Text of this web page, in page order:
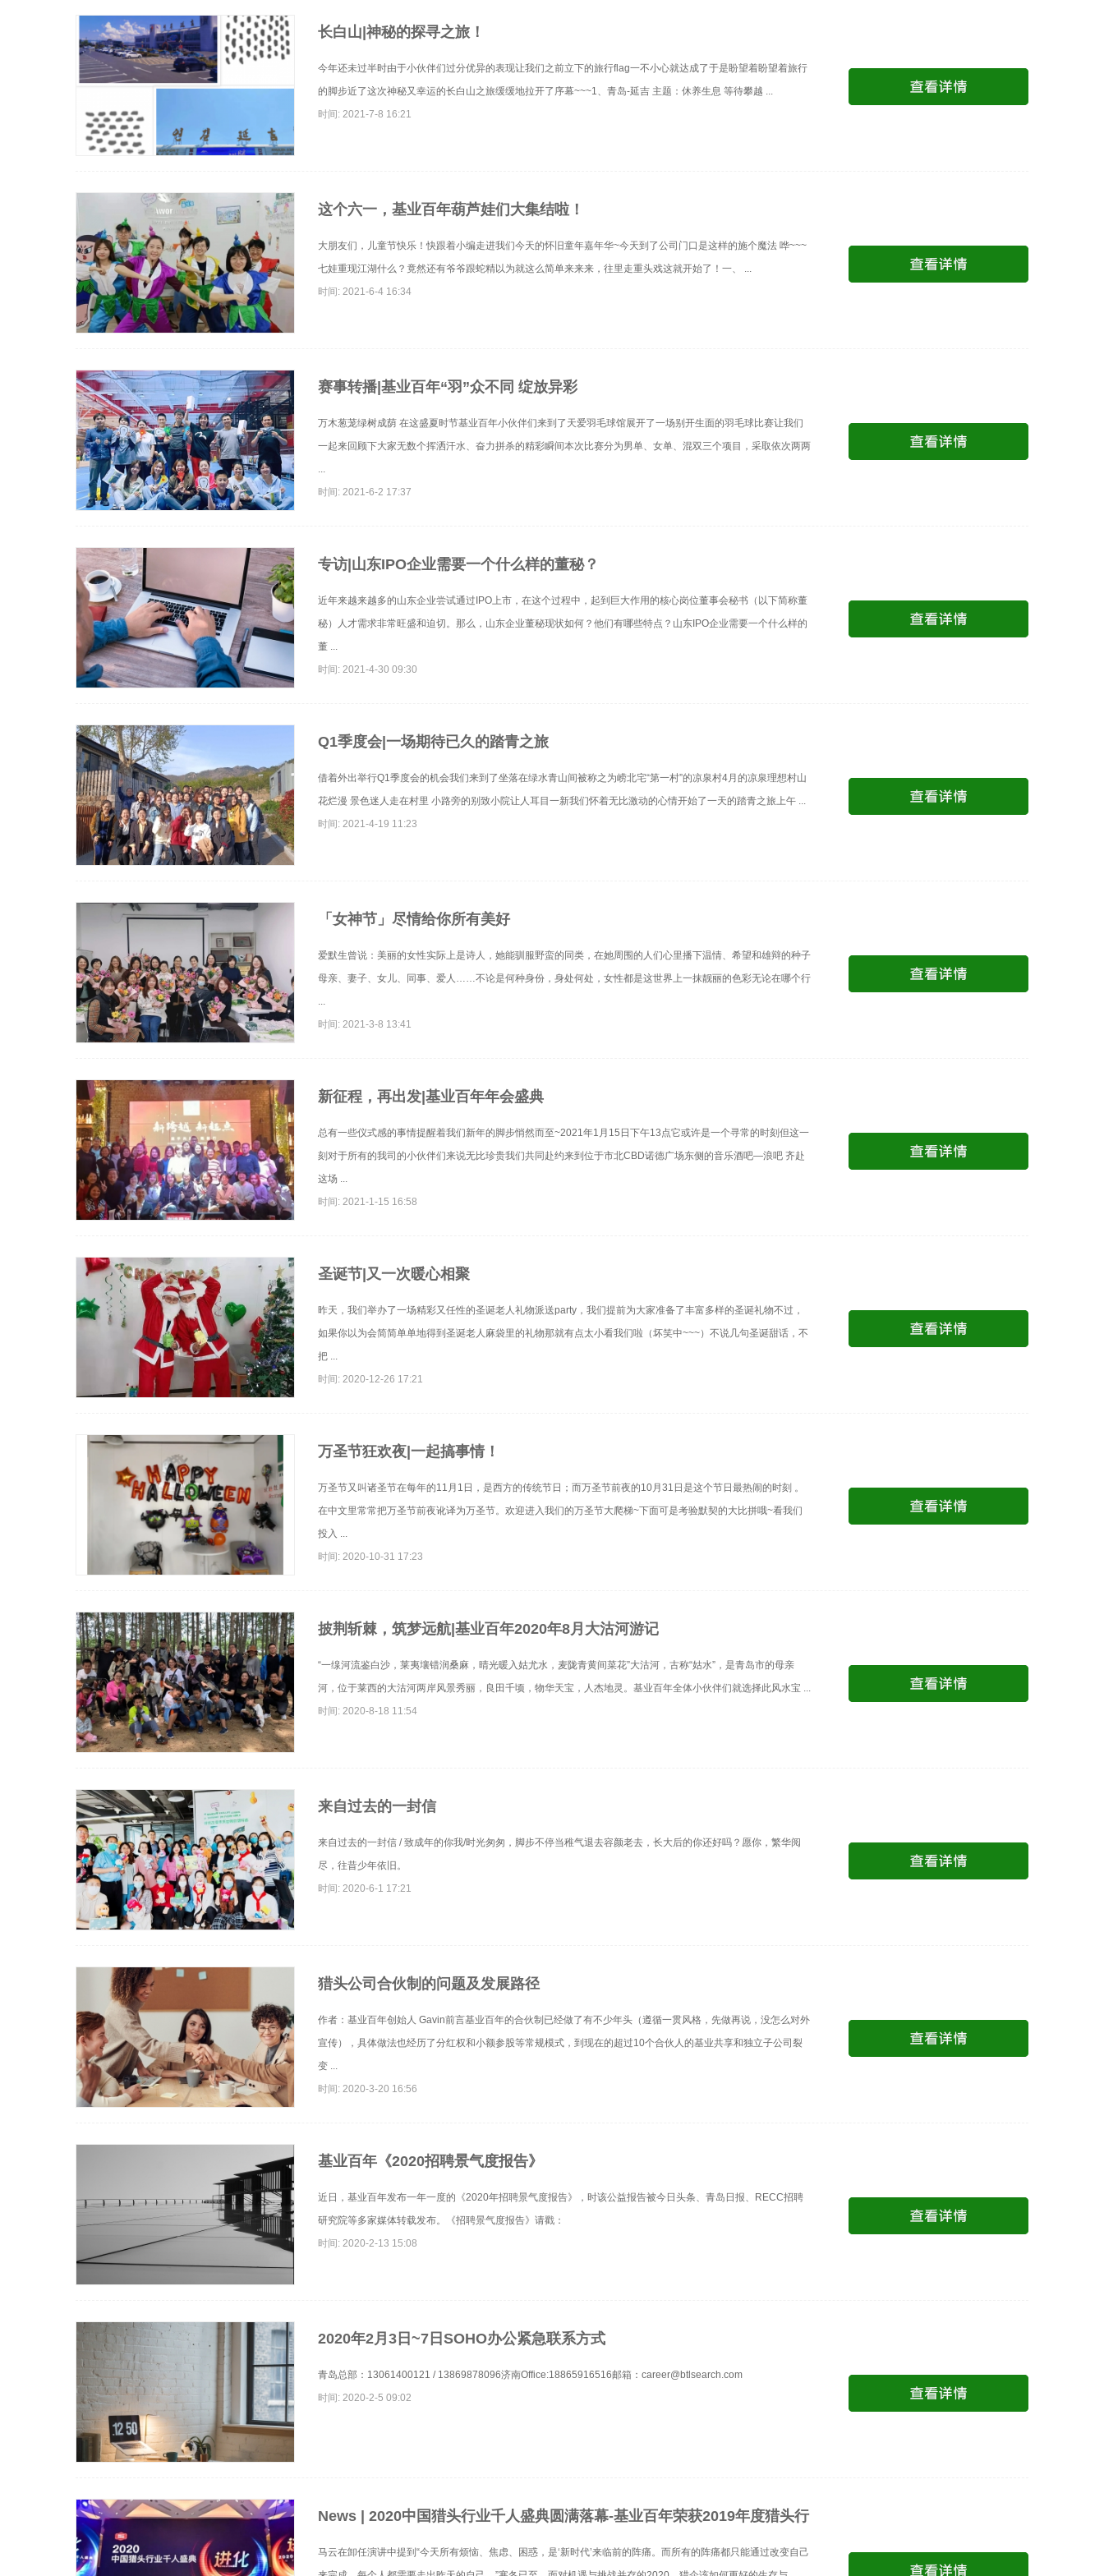
长白山|神秘的探寻之旅！
今年还未过半时由于小伙伴们过分优异的表现让我们之前立下的旅行flag一不小心就达成了于是盼望着盼望着旅行
的脚步近了这次神秘又幸运的长白山之旅缓缓地拉开了序幕~~~1、青岛-延吉 主题：休养生息 等待攀越 ...
时间: 2021-7-8 16:21
这个六一，基业百年葫芦娃们大集结啦！
​大朋友们，儿童节快乐！快跟着小编走进我们今天的怀旧童年嘉年华~今天到了公司门口是这样的施个魔法 哗~~~
七娃重现江湖​什么？竟然还有爷爷跟蛇精以为就这么简单来来来，往里走重头戏这就开始了！一、 ...
时间: 2021-6-4 16:34
赛事转播|基业百年“羽”众不同 绽放异彩
万木葱茏绿树成荫 在这盛夏时节基业百年小伙伴们来到了天爱羽毛球馆展开了一场别开生面的羽毛球比赛让我们
一起来回顾下大家无数个挥洒汗水、奋力拼杀的精彩瞬间本次比赛分为男单、女单、混双三个项目，采取依次两两
...
时间: 2021-6-2 17:37
专访|山东IPO企业需要一个什么样的董秘？
近年来越来越多的山东企业尝试通过IPO上市，在这个过程中，起到巨大作用的核心岗位董事会秘书（以下简称董
秘）人才需求非常旺盛和迫切。那么，山东企业董秘现状如何？他们有哪些特点？山东IPO企业需要一个什么样的
董 ...
时间: 2021-4-30 09:30
Q1季度会|一场期待已久的踏青之旅
借着外出举行Q1季度会的机会我们来到了坐落在绿水青山间被称之为崂北宅“第一村”的凉泉村4月的凉泉理想村山
花烂漫 景色迷人走在村里 小路旁的别致小院让人耳目一新我们怀着无比激动的心情开始了一天的踏青之旅上午 ...
时间: 2021-4-19 11:23
「女神节」尽情给你所有美好
爱默生曾说：美丽的女性实际上是诗人，她能驯服野蛮的同类，在她周围的人们心里播下温情、希望和雄辩的种子
母亲、妻子、女儿、同事、爱人……不论是何种身份，身处何处，女性都是这世界上一抹靓丽的色彩无论在哪个行
...
时间: 2021-3-8 13:41
新征程，再出发|基业百年年会盛典
总有一些仪式感的事情提醒着我们新年的脚步悄然而至~2021年1月15日下午13点它或许是一个寻常的时刻但这一
刻对于所有的我司的小伙伴们来说无比珍贵我们共同赴约来到位于市北CBD诺德广场东侧的音乐酒吧—浪吧 齐赴
这场 ...
时间: 2021-1-15 16:58
圣诞节|又一次暖心相聚
昨天，我们举办了一场精彩又任性的圣诞老人礼物派送party，我们提前为大家准备了丰富多样的圣诞礼物不过，
如果你以为会简简单单地得到圣诞老人麻袋里的礼物那就有点太小看我们啦（坏笑中~~~）不说几句圣诞甜话，不
把 ...
时间: 2020-12-26 17:21
万圣节狂欢夜|一起搞事情！
万圣节又叫诸圣节在每年的11月1日，是西方的传统节日；而万圣节前夜的10月31日是这个节日最热闹的时刻 。
在中文里常常把万圣节前夜讹译为万圣节。欢迎进入我们的万圣节大爬梯~下面可是考验默契的大比拼哦~看我们
投入 ...
时间: 2020-10-31 17:23
披荆斩棘，筑梦远航|基业百年2020年8月大沽河游记
“一缐河流鉴白沙，莱夷壤错润桑麻，晴光暖入姑尤水，麦陇青黄间菜花”大沽河，古称“姑水”，是青岛市的母亲
河，位于莱西的大沽河两岸风景秀丽，良田千顷，物华天宝，人杰地灵。基业百年全体小伙伴们就选择此风水宝 ...
时间: 2020-8-18 11:54
来自过去的一封信
来自过去的一封信 / 致成年的你我/时光匆匆，脚步不停当稚气退去容颜老去，长大后的你还好吗？愿你，繁华阅
尽，往昔少年依旧。
时间: 2020-6-1 17:21
猎头公司合伙制的问题及发展路径
作者：基业百年创始人 Gavin前言基业百年的合伙制已经做了有不少年头（遵循一贯风格，先做再说，没怎么对外
宣传），具体做法也经历了分红权和小额参股等常规模式，到现在的超过10个合伙人的基业共享和独立子公司裂
变 ...
时间: 2020-3-20 16:56
基业百年《2020招聘景气度报告》
近日，基业百年发布一年一度的《2020年招聘景气度报告》，时该公益报告被今日头条、青岛日报、RECC招聘
研究院等多家媒体转载发布。《招聘景气度报告》请戳：
时间: 2020-2-13 15:08
2020年2月3日~7日SOHO办公紧急联系方式
青岛总部：13061400121 / 13869878096济南Office:18865916516邮箱：career@btlsearch.com
时间: 2020-2-5 09:02
News | 2020中国猎头行业千人盛典圆满落幕-基业百年荣获2019年度猎头行
马云在卸任演讲中提到“今天所有烦恼、焦虑、困惑，是‘新时代’来临前的阵痛。而所有的阵痛都只能通过改变自己